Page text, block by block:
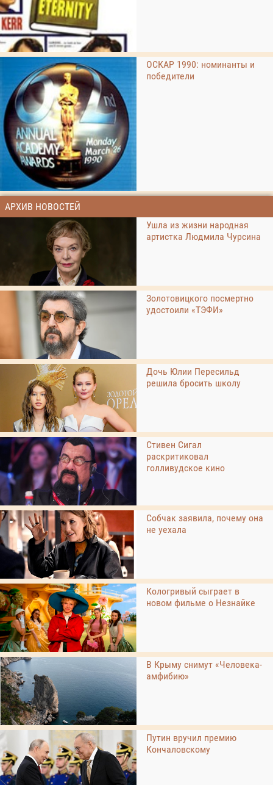
ОСКАР 1990: номинанты и
победители
АРХИВ НОВОСТЕЙ
Ушла из жизни народная
артистка Людмила Чурсина
Золотовицкого посмертно
удостоили «ТЭФИ»
Дочь Юлии Пересильд
решила бросить школу
Стивен Сигал
раскритиковал
голливудское кино
Собчак заявила, почему она
не уехала
Кологривый сыграет в
новом фильме о Незнайке
В Крыму снимут «Человека-
амфибию»
Путин вручил премию
Кончаловскому